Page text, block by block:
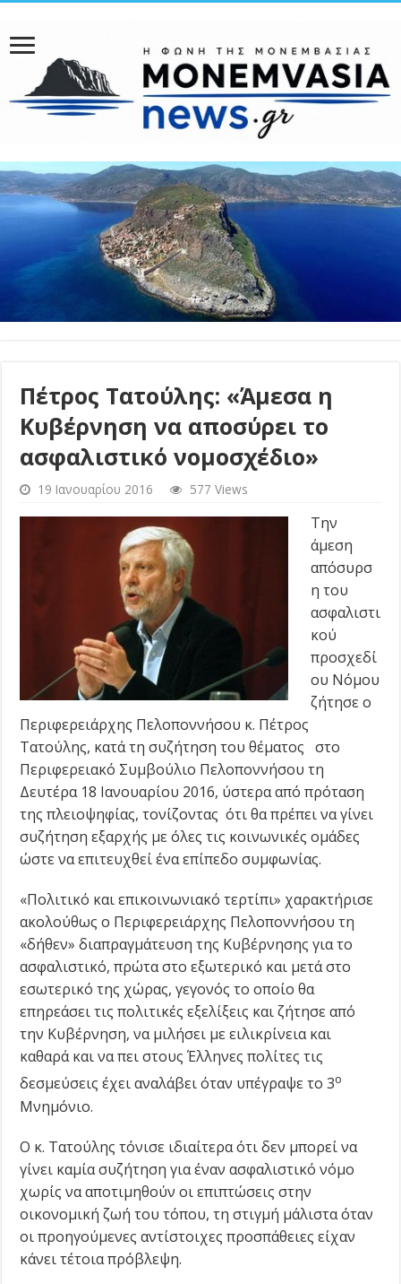
Πέτρος Τατούλης: «Άμεσα η
Κυβέρνηση να αποσύρει το
ασφαλιστικό νομοσχέδιο»
19 Ιανουαρίου 2016 577 Views
Την
άμεση
απόσυρσ
η του
ασφαλιστι
κού
προσχεδί
ου Νόμου
ζήτησε ο
Περιφερειάρχης Πελοποννήσου κ. Πέτρος
Τατούλης, κατά τη συζήτηση του θέματος στο
Περιφερειακό Συμβούλιο Πελοποννήσου τη
Δευτέρα 18 Ιανουαρίου 2016, ύστερα από πρόταση
της πλειοψηφίας, τονίζοντας ότι θα πρέπει να γίνει
συζήτηση εξαρχής με όλες τις κοινωνικές ομάδες
ώστε να επιτευχθεί ένα επίπεδο συμφωνίας.
«Πολιτικό και επικοινωνιακό τερτίπι» χαρακτήρισε
ακολούθως ο Περιφερειάρχης Πελοποννήσου τη
«δήθεν» διαπραγμάτευση της Κυβέρνησης για το
ασφαλιστικό, πρώτα στο εξωτερικό και μετά στο
εσωτερικό της χώρας, γεγονός το οποίο θα
επηρεάσει τις πολιτικές εξελίξεις και ζήτησε από
την Κυβέρνηση, να μιλήσει με ειλικρίνεια και
καθαρά και να πει στους Έλληνες πολίτες τις
δεσμεύσεις έχει αναλάβει όταν υπέγραψε το 3ο
Μνημόνιο.
Ο κ. Τατούλης τόνισε ιδιαίτερα ότι δεν μπορεί να
γίνει καμία συζήτηση για έναν ασφαλιστικό νόμο
χωρίς να αποτιμηθούν οι επιπτώσεις στην
οικονομική ζωή του τόπου, τη στιγμή μάλιστα όταν
οι προηγούμενες αντίστοιχες προσπάθειες είχαν
κάνει τέτοια πρόβλεψη.